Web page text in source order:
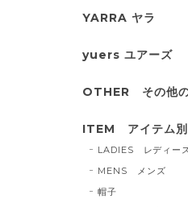
YARRA ヤラ
yuers ユアーズ
OTHER その他の
ITEM アイテム別
LADIES レディース
MENS メンズ
帽子